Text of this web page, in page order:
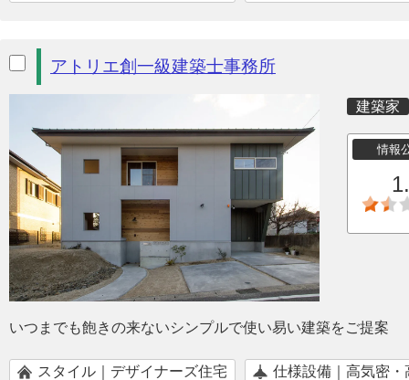
アトリエ創一級建築士事務所
建築家
情報
いつまでも飽きの来ないシンプルで使い易い建築をご提案
スタイル｜デザイナーズ住宅 仕様設備｜高気密・